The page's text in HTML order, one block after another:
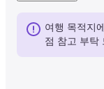
여행 목적지
점 참고 부탁